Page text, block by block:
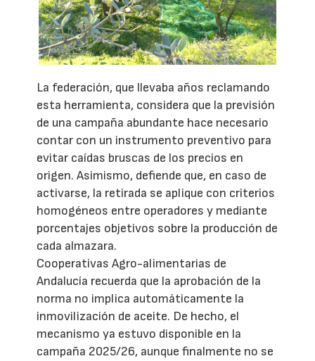
La federación, que llevaba años reclamando
esta herramienta, considera que la previsión
de una campaña abundante hace necesario
contar con un instrumento preventivo para
evitar caídas bruscas de los precios en
origen. Asimismo, defiende que, en caso de
activarse, la retirada se aplique con criterios
homogéneos entre operadores y mediante
porcentajes objetivos sobre la producción de
cada almazara.
Cooperativas Agro-alimentarias de
Andalucía recuerda que la aprobación de la
norma no implica automáticamente la
inmovilización de aceite. De hecho, el
mecanismo ya estuvo disponible en la
campaña 2025/26, aunque finalmente no se